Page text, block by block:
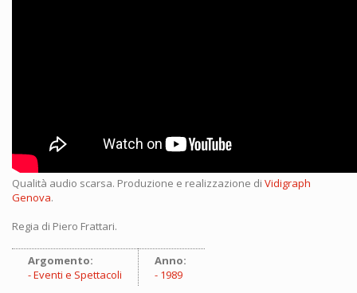
Qualità audio scarsa. Produzione e realizzazione di Vidigraph
Genova.
Regia di Piero Frattari.
Argomento:
Eventi e Spettacoli
Anno:
1989